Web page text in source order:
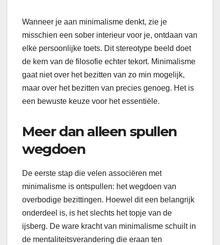
Wanneer je aan minimalisme denkt, zie je
misschien een sober interieur voor je, ontdaan van
elke persoonlijke toets. Dit stereotype beeld doet
de kern van de filosofie echter tekort. Minimalisme
gaat niet over het bezitten van zo min mogelijk,
maar over het bezitten van precies genoeg. Het is
een bewuste keuze voor het essentiële.
Meer dan alleen spullen
wegdoen
De eerste stap die velen associëren met
minimalisme is ontspullen: het wegdoen van
overbodige bezittingen. Hoewel dit een belangrijk
onderdeel is, is het slechts het topje van de
ijsberg. De ware kracht van minimalisme schuilt in
de mentaliteitsverandering die eraan ten